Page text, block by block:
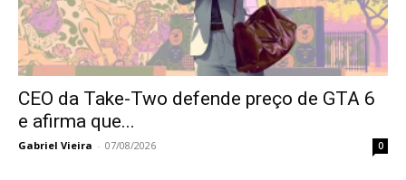
CEO da Take-Two defende preço de GTA 6
e afirma que...
Gabriel Vieira - 07/08/2026 0